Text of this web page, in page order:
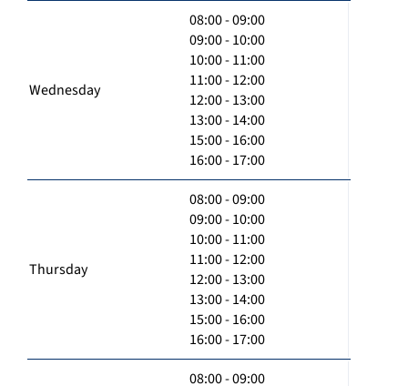
Wednesday
08:00 - 09:00
09:00 - 10:00
10:00 - 11:00
11:00 - 12:00
12:00 - 13:00
13:00 - 14:00
15:00 - 16:00
16:00 - 17:00
Thursday
08:00 - 09:00
09:00 - 10:00
10:00 - 11:00
11:00 - 12:00
12:00 - 13:00
13:00 - 14:00
15:00 - 16:00
16:00 - 17:00
08:00 - 09:00